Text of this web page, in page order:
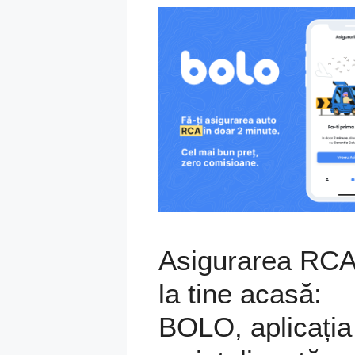
Asigurarea RCA
la tine acasă:
BOLO, aplicația